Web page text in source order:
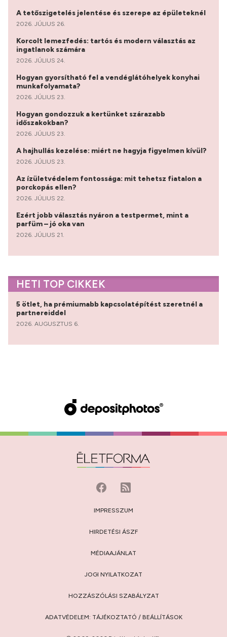
A tetőszigetelés jelentése és szerepe az épületeknél
2026. JÚLIUS 26.
Korcolt lemezfedés: tartós és modern választás az
ingatlanok számára
2026. JÚLIUS 24.
Hogyan gyorsítható fel a vendéglátóhelyek konyhai
munkafolyamata?
2026. JÚLIUS 23.
Hogyan gondozzuk a kertünket szárazabb
időszakokban?
2026. JÚLIUS 23.
A hajhullás kezelése: miért ne hagyja figyelmen kívül?
2026. JÚLIUS 23.
Az ízületvédelem fontossága: mit tehetsz fiatalon a
porckopás ellen?
2026. JÚLIUS 22.
Ezért jobb választás nyáron a testpermet, mint a
parfüm – jó oka van
2026. JÚLIUS 21.
HETI TOP CIKKEK
5 ötlet, ha prémiumabb kapcsolatépítést szeretnél a
partnereiddel
2026. AUGUSZTUS 6.
IMPRESSZUM
HIRDETÉSI ÁSZF
MÉDIAAJÁNLAT
JOGI NYILATKOZAT
HOZZÁSZÓLÁSI SZABÁLYZAT
ADATVÉDELEM: TÁJÉKOZTATÓ / BEÁLLÍTÁSOK